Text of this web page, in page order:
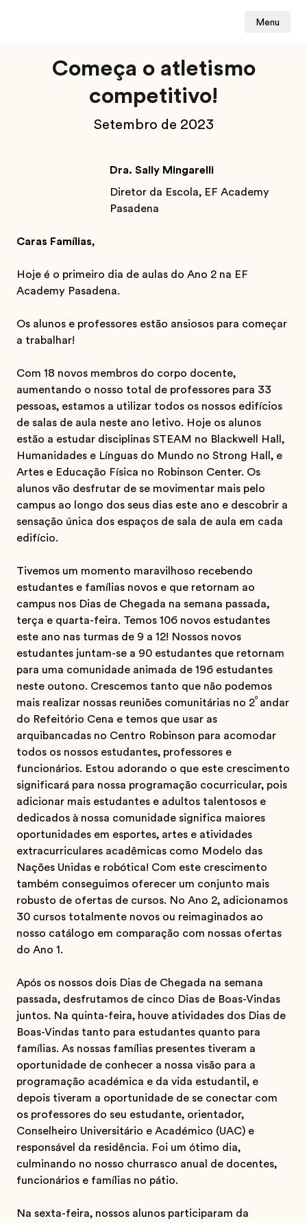
Menu
Começa o atletismo
competitivo!
Setembro de 2023
Dra. Sally Mingarelli
Diretor da Escola, EF Academy
Pasadena
Caras Famílias,
Hoje é o primeiro dia de aulas do Ano 2 na EF
Academy Pasadena.
Os alunos e professores estão ansiosos para começar
a trabalhar!
Com 18 novos membros do corpo docente,
aumentando o nosso total de professores para 33
pessoas, estamos a utilizar todos os nossos edifícios
de salas de aula neste ano letivo. Hoje os alunos
estão a estudar disciplinas STEAM no Blackwell Hall,
Humanidades e Línguas do Mundo no Strong Hall, e
Artes e Educação Física no Robinson Center. Os
alunos vão desfrutar de se movimentar mais pelo
campus ao longo dos seus dias este ano e descobrir a
sensação única dos espaços de sala de aula em cada
edifício.
Tivemos um momento maravilhoso recebendo
estudantes e famílias novos e que retornam ao
campus nos Dias de Chegada na semana passada,
terça e quarta-feira. Temos 106 novos estudantes
este ano nas turmas de 9 a 12! Nossos novos
estudantes juntam-se a 90 estudantes que retornam
para uma comunidade animada de 196 estudantes
neste outono. Crescemos tanto que não podemos
mais realizar nossas reuniões comunitárias no 2º andar
do Refeitório Cena e temos que usar as
arquibancadas no Centro Robinson para acomodar
todos os nossos estudantes, professores e
funcionários. Estou adorando o que este crescimento
significará para nossa programação cocurricular, pois
adicionar mais estudantes e adultos talentosos e
dedicados à nossa comunidade significa maiores
oportunidades em esportes, artes e atividades
extracurriculares acadêmicas como Modelo das
Nações Unidas e robótica! Com este crescimento
também conseguimos oferecer um conjunto mais
robusto de ofertas de cursos. No Ano 2, adicionamos
30 cursos totalmente novos ou reimaginados ao
nosso catálogo em comparação com nossas ofertas
do Ano 1.
Após os nossos dois Dias de Chegada na semana
passada, desfrutamos de cinco Dias de Boas-Vindas
juntos. Na quinta-feira, houve atividades dos Dias de
Boas-Vindas tanto para estudantes quanto para
famílias. As nossas famílias presentes tiveram a
oportunidade de conhecer a nossa visão para a
programação académica e da vida estudantil, e
depois tiveram a oportunidade de se conectar com
os professores do seu estudante, orientador,
Conselheiro Universitário e Académico (UAC) e
responsável da residência. Foi um ótimo dia,
culminando no nosso churrasco anual de docentes,
funcionários e famílias no pátio.
Na sexta-feira, nossos alunos participaram da